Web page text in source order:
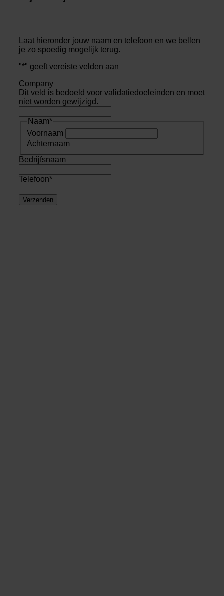
Laat hieronder jouw naam en telefoon en we bellen
je zo spoedig mogelijk terug.
"*" geeft vereiste velden aan
Company
Dit veld is bedoeld voor validatiedoeleinden en moet
niet worden gewijzigd.
Naam*
Voornaam
Achternaam
Bedrijfsnaam
Telefoon*